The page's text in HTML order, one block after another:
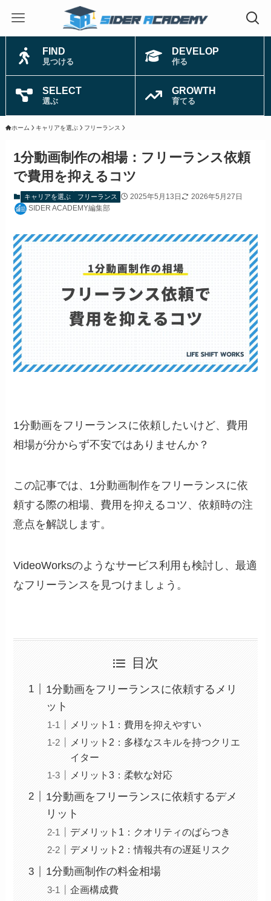
FIND
見つける
DEVELOP
作る
SELECT
選ぶ
GROWTH
育てる
ホーム キャリアを選ぶ フリーランス
1分動画制作の相場：フリーランス依頼
で費用を抑えるコツ
キャリアを選ぶ フリーランス 2025年5月13日
2026年5月27日
SIDER ACADEMY編集部
1分動画をフリーランスに依頼したいけど、費用
相場が分からず不安ではありませんか？
この記事では、1分動画制作をフリーランスに依
頼する際の相場、費用を抑えるコツ、依頼時の注
意点を解説します。
VideoWorksのようなサービス利用も検討し、最適
なフリーランスを見つけましょう。
目次
1分動画をフリーランスに依頼するメリ
ット
メリット1：費用を抑えやすい
メリット2：多様なスキルを持つクリエ
イター
メリット3：柔軟な対応
1分動画をフリーランスに依頼するデメ
リット
デメリット1：クオリティのばらつき
デメリット2：情報共有の遅延リスク
1分動画制作の料金相場
企画構成費